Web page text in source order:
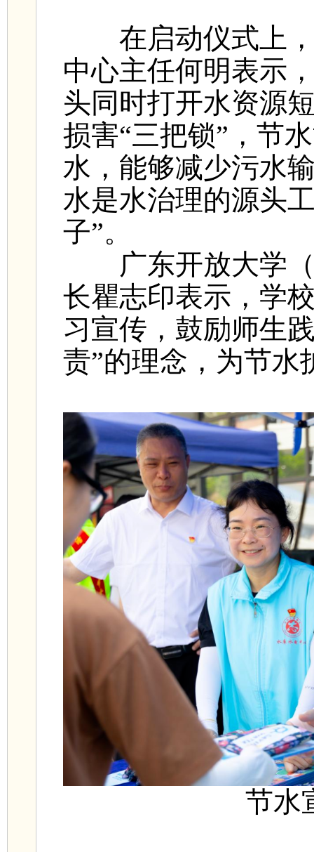
在启动仪式上，
中心主任何明表示
头同时打开水资源
损害“三把锁”，节
水，能够减少污水
水是水治理的源头
子”。
广东开放大学（
长瞿志印表示，学
习宣传，鼓励师生
责”的理念，为节水
节水